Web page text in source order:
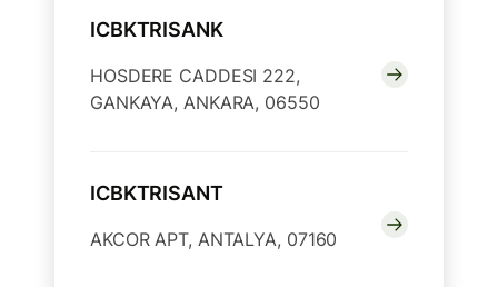
ICBKTRISANK
HOSDERE CADDESI 222,
GANKAYA, ANKARA, 06550
ICBKTRISANT
AKCOR APT, ANTALYA, 07160